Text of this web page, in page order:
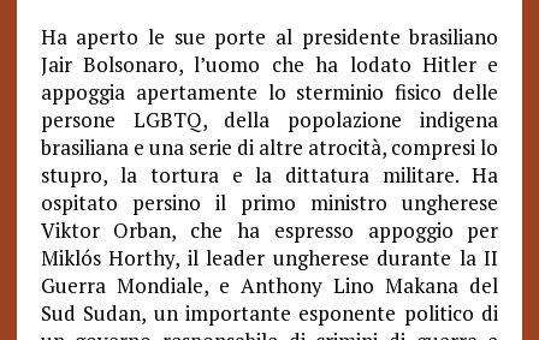
Ha aperto le sue porte al presidente brasiliano
Jair Bolsonaro, l’uomo che ha lodato Hitler e
appoggia apertamente lo sterminio fisico delle
persone LGBTQ, della popolazione indigena
brasiliana e una serie di altre atrocità, compresi lo
stupro, la tortura e la dittatura militare. Ha
ospitato persino il primo ministro ungherese
Viktor Orban, che ha espresso appoggio per
Miklós Horthy, il leader ungherese durante la II
Guerra Mondiale, e Anthony Lino Makana del
Sud Sudan, un importante esponente politico di